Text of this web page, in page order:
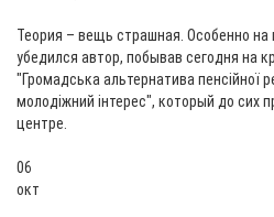
Теория – вещь страшная. Особенно на
убедился автор, побывав сегодня на
"Громадська альтернатива пенсійної
молодіжний інтерес", который до сих
центре.
06
окт